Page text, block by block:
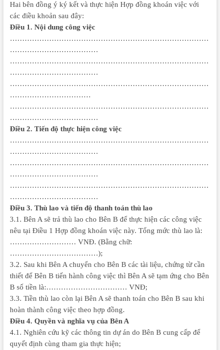
Hai bên đồng ý ký kết và thực hiện Hợp đồng khoán việc với
các điều khoản sau đây:
Điều 1. Nội dung công việc
………………………………………………………………………
………………………………
………………………………………………………………………
………………………………
………………………………………………………………………
……………………………
………………………………………………………………………
………………………………
Điều 2. Tiến độ thực hiện công việc
………………………………………………………………………
………………………………
………………………………………………………………………
………………………………
………………………………………………………………………
………………………………
Điều 3. Thù lao và tiến độ thanh toán thù lao
3.1. Bên A sẽ trả thù lao cho Bên B để thực hiện các công việc
nêu tại Điều 1 Hợp đồng khoán việc này. Tổng mức thù lao là:
……………………… VNĐ. (Bằng chữ:
………………………………);
3.2. Sau khi Bên A chuyển cho Bên B các tài liệu, chứng từ cần
thiết để Bên B tiến hành công việc thì Bên A sẽ tạm ứng cho Bên
B số tiền là:…………………………… VNĐ;
3.3. Tiền thù lao còn lại Bên A sẽ thanh toán cho Bên B sau khi
hoàn thành công việc theo hợp đồng.
Điều 4. Quyền và nghĩa vụ của Bên A
4.1. Nghiên cứu kỹ các thông tin dự án do Bên B cung cấp để
quyết định cùng tham gia thực hiện;